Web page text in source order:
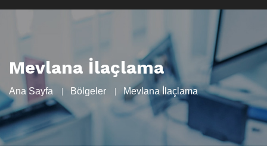
Mevlana İlaçlama
Ana Sayfa Bölgeler Mevlana İlaçlama